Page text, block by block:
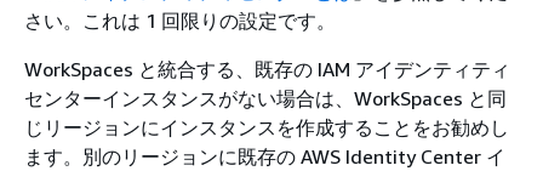
さい。これは 1 回限りの設定です。
WorkSpaces と統合する、既存の IAM アイデンティティ
センターインスタンスがない場合は、WorkSpaces と同
じリージョンにインスタンスを作成することをお勧めし
ます。別のリージョンに既存の AWS Identity Center イ